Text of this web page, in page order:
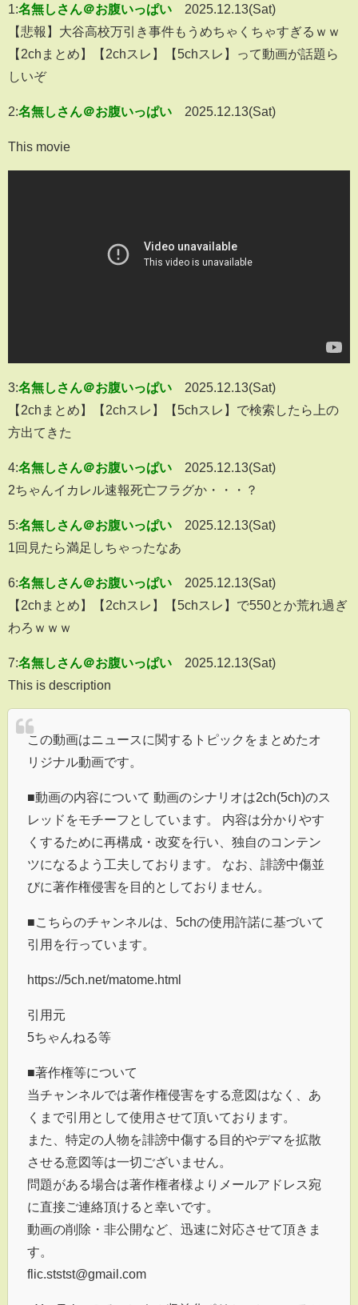
1:名無しさん＠お腹いっぱい
2025.12.13(Sat)
【悲報】大谷高校万引き事件もうめちゃくちゃすぎるｗｗ
【2chまとめ】【2chスレ】【5chスレ】って動画が話題ら
しいぞ
2:名無しさん＠お腹いっぱい 2025.12.13(Sat)
This movie
3:名無しさん＠お腹いっぱい
2025.12.13(Sat)
【2chまとめ】【2chスレ】【5chスレ】で検索したら上の
方出てきた
4:名無しさん＠お腹いっぱい
2025.12.13(Sat)
2ちゃんイカレル速報死亡フラグか・・・？
5:名無しさん＠お腹いっぱい
2025.12.13(Sat)
1回見たら満足しちゃったなあ
6:名無しさん＠お腹いっぱい
2025.12.13(Sat)
【2chまとめ】【2chスレ】【5chスレ】で550とか荒れ過ぎ
わろｗｗｗ
7:名無しさん＠お腹いっぱい
2025.12.13(Sat)
This is description
この動画はニュースに関するトピックをまとめたオ
リジナル動画です。
■動画の内容について 動画のシナリオは2ch(5ch)のス
レッドをモチーフとしています。 内容は分かりやす
くするために再構成・改変を行い、独自のコンテン
ツになるよう工夫しております。 なお、誹謗中傷並
びに著作権侵害を目的としておりません。
■こちらのチャンネルは、5chの使用許諾に基づいて
引用を行っています。
https://5ch.net/matome.html
引用元
5ちゃんねる等
■著作権等について
当チャンネルでは著作権侵害をする意図はなく、あ
くまで引用として使用させて頂いております。
また、特定の人物を誹謗中傷する目的やデマを拡散
させる意図等は一切ございません。
問題がある場合は著作権者様よりメールアドレス宛
に直接ご連絡頂けると幸いです。
動画の削除・非公開など、迅速に対応させて頂きま
す。
flic.ststst@gmail.com